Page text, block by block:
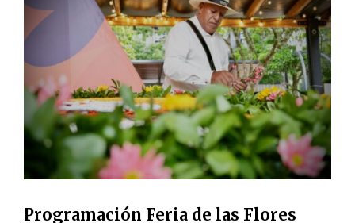
Programación Feria de las Flores